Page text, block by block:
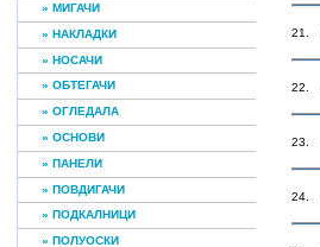
» МИГАЧИ
» НАКЛАДКИ
» НОСАЧИ
» ОБТЕГАЧИ
» ОГЛЕДАЛА
» ОСНОВИ
» ПАНЕЛИ
» ПОВДИГАЧИ
» ПОДКАЛНИЦИ
» ПОЛУОСКИ
21.
22.
23.
24.